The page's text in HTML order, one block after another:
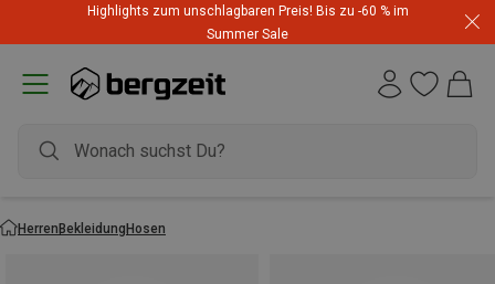
Highlights zum unschlagbaren Preis! Bis zu -60 % im
Summer Sale
HerrenBekleidungHosen